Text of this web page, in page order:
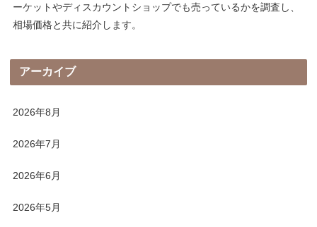
ーケットやディスカウントショップでも売っているかを調査し、
相場価格と共に紹介します。
アーカイブ
2026年8月
2026年7月
2026年6月
2026年5月